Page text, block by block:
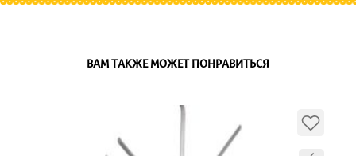
ВАМ ТАКЖЕ МОЖЕТ ПОНРАВИТЬСЯ